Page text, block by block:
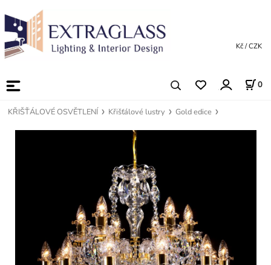
0
Kč / CZK
KŘIŠŤÁLOVÉ OSVĚTLENÍ Křišťálové lustry Gold edice